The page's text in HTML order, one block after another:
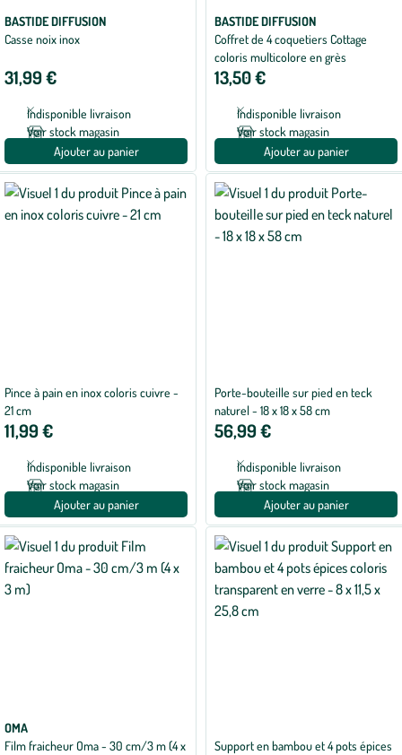
BASTIDE DIFFUSION
Casse noix inox
31,99 €
Indisponible livraison
Voir stock magasin
Ajouter au panier
BASTIDE DIFFUSION
Coffret de 4 coquetiers Cottage
coloris multicolore en grès
13,50 €
Indisponible livraison
Voir stock magasin
Ajouter au panier
Pince à pain en inox coloris cuivre -
21 cm
11,99 €
Indisponible livraison
Voir stock magasin
Ajouter au panier
Porte-bouteille sur pied en teck
naturel - 18 x 18 x 58 cm
56,99 €
Indisponible livraison
Voir stock magasin
Ajouter au panier
OMA
Film fraicheur Oma - 30 cm/3 m (4 x
Support en bambou et 4 pots épices